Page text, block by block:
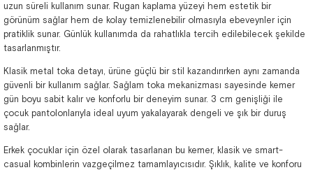
uzun süreli kullanım sunar. Rugan kaplama yüzeyi hem estetik bir
görünüm sağlar hem de kolay temizlenebilir olmasıyla ebeveynler için
pratiklik sunar. Günlük kullanımda da rahatlıkla tercih edilebilecek şekilde
tasarlanmıştır.
Klasik metal toka detayı, ürüne güçlü bir stil kazandırırken aynı zamanda
güvenli bir kullanım sağlar. Sağlam toka mekanizması sayesinde kemer
gün boyu sabit kalır ve konforlu bir deneyim sunar. 3 cm genişliği ile
çocuk pantolonlarıyla ideal uyum yakalayarak dengeli ve şık bir duruş
sağlar.
Erkek çocuklar için özel olarak tasarlanan bu kemer, klasik ve smart-
casual kombinlerin vazgeçilmez tamamlayıcısıdır. Şıklık, kalite ve konforu